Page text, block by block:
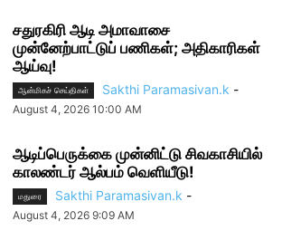
சதுரகிரி ஆடி அமாவாசை
முன்னேற்பாட்டுப் பணிகள்; அதிகாரிகள்
ஆய்வு!
ஆன்மிகச் செய்திகள் Sakthi Paramasivan.k -
August 4, 2026 10:00 AM
ஆடிப்பெருக்கை முன்னிட்டு சிவகாசியில்
காலண்டர் ஆல்பம் வெளியீடு!
மதுரை Sakthi Paramasivan.k -
August 4, 2026 9:09 AM